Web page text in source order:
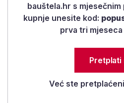
bauštela.hr s
kupnje unesite kod:
prva tri
Pretplati
Već ste